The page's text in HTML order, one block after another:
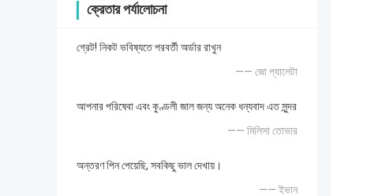
ক্রেতার পর্যালোচনা
গ্রেট! নিকট ভবিষ্যতে পরবর্তী অর্ডার রাখুন
—— জো প্যালেটা
আপনার পরিষেবা এবং কুণ্ডলী জাল জন্য অনেক ধন্যবাদ এত সুন্দর
—— মিলিসা তোভার
অন্তরণ পিন পেয়েছি, সবকিছু ভাল দেখায়।
—— ইভান